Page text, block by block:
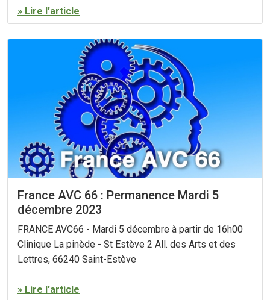
» Lire l'article
France AVC 66 : Permanence Mardi 5
décembre 2023
FRANCE AVC66 - Mardi 5 décembre à partir de 16h00
Clinique La pinède - St Estève 2 All. des Arts et des
Lettres, 66240 Saint-Estève
» Lire l'article